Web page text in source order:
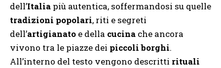
dell’Italia più autentica, soffermandosi su quelle
tradizioni popolari, riti e segreti
dell’artigianato e della cucina che ancora
vivono tra le piazze dei piccoli borghi.
All’interno del testo vengono descritti rituali